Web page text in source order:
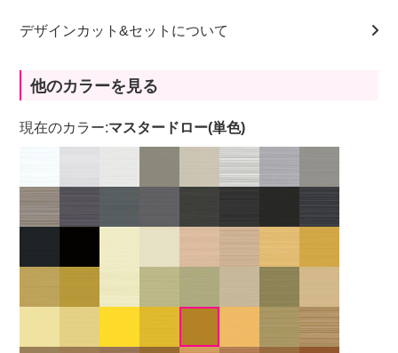
デザインカット&セットについて
他のカラーを見る
現在のカラー:マスタードロー(単色)